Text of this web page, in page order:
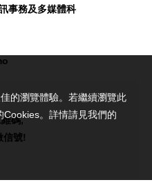
事務及多媒體科
碼,
信號!
的瀏覽體驗。若繼續瀏覽此
。詳情請見我們的